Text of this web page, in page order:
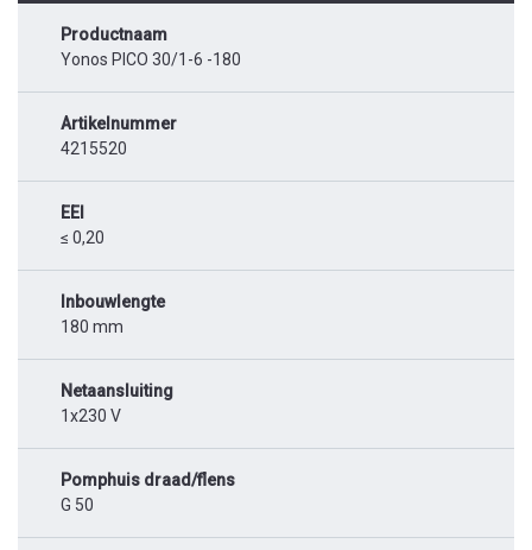
Productnaam
Yonos PICO 30/1-6 -180
Artikelnummer
4215520
EEI
≤ 0,20
Inbouwlengte
180 mm
Netaansluiting
1x230 V
Pomphuis draad/flens
G 50